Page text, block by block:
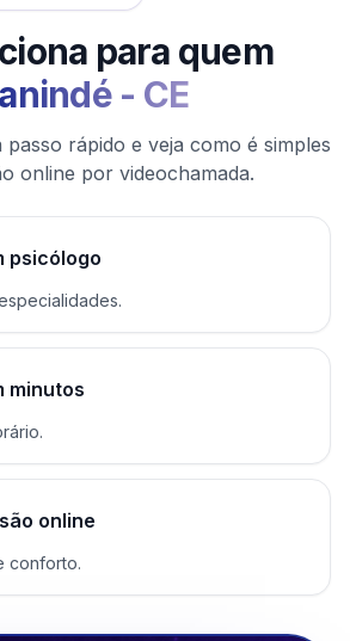
para quem
- CE
passo rápido e veja como é simples
online por videochamada.
psicólogo
minutos
online
conforto.